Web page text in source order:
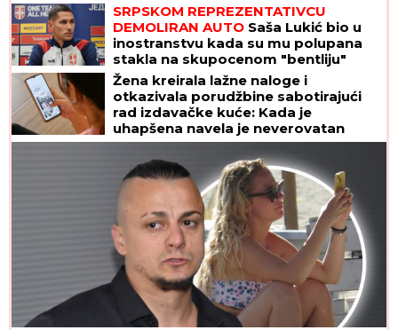
SRPSKOM REPREZENTATIVCU
DEMOLIRAN AUTO Saša Lukić bio u
inostranstvu kada su mu polupana
stakla na skupocenom "bentliju"
Žena kreirala lažne naloge i
otkazivala porudžbine sabotirajući
rad izdavačke kuće: Kada je
uhapšena navela je neverovatan
razlog